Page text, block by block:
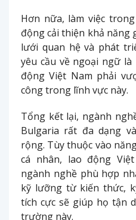
Hơn nữa, làm việc
động cải thiện khả năng
lưới quan hệ và phát
yêu cầu về ngoại ngữ
động Việt Nam phải
công trong lĩnh vực này.
Tổng kết lại, ngành
Bulgaria rất đa dạng
rộng. Tùy thuộc vào
cá nhân, lao động
ngành nghề phù hợp
kỹ lưỡng từ kiến thức,
tích cực sẽ giúp họ tận
trường này.